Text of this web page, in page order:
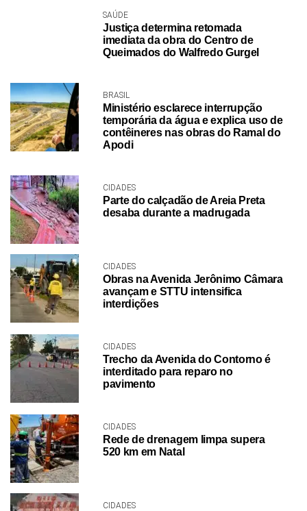
SAÚDE
Justiça determina retomada
imediata da obra do Centro de
Queimados do Walfredo Gurgel
BRASIL
Ministério esclarece interrupção
temporária da água e explica uso de
contêineres nas obras do Ramal do
Apodi
CIDADES
Parte do calçadão de Areia Preta
desaba durante a madrugada
CIDADES
Obras na Avenida Jerônimo Câmara
avançam e STTU intensifica
interdições
CIDADES
Trecho da Avenida do Contorno é
interditado para reparo no
pavimento
CIDADES
Rede de drenagem limpa supera
520 km em Natal
CIDADES